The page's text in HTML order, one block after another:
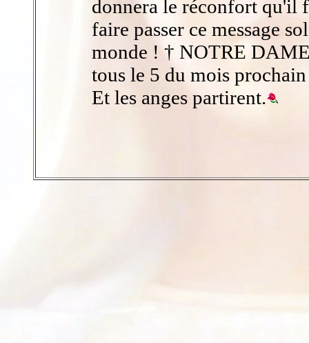
donnera le réconfort qu'il
faire passer ce message
monde ! † NOTRE
tous le 5 du mois
Et les anges partirent.